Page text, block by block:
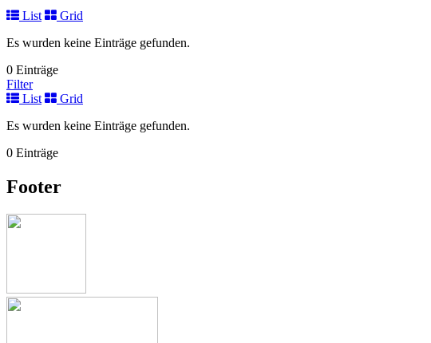
List
Grid
Es wurden keine Einträge gefunden.
0 Einträge
Filter
List
Grid
Es wurden keine Einträge gefunden.
0 Einträge
Footer